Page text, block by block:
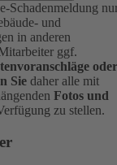
Schadenmeldung
und
in anderen
ggf.
oder
Sie daher alle mit
Fotos und
zu stellen.